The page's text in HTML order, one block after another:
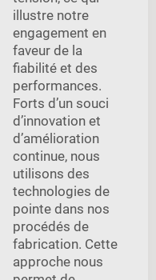
illustre notre
engagement en
faveur de la
fiabilité et des
performances.
Forts d’un souci
d’innovation et
d’amélioration
continue, nous
utilisons des
technologies de
pointe dans nos
procédés de
fabrication. Cette
approche nous